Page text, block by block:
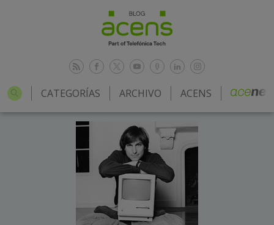
CATEGORÍAS ARCHIVO ACENS